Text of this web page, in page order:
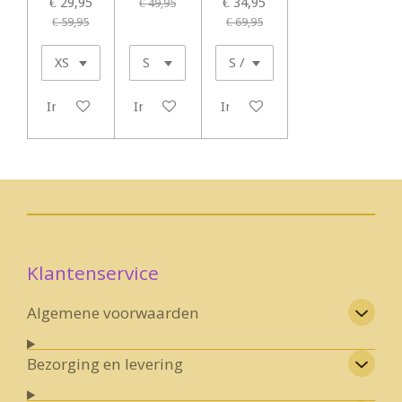
€ 59,95
In winkelwagen
€ 49,95
In winkelwagen
€ 69,95
In winkelwagen
Klantenservice
Algemene voorwaarden
Bezorging en levering